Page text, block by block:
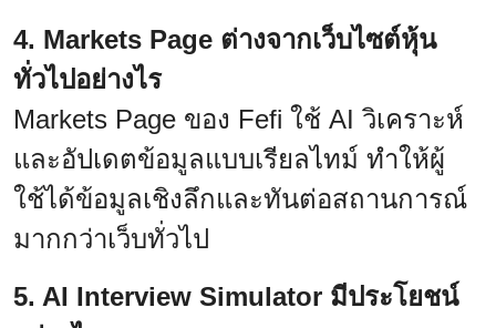
4. Markets Page ต่างจากเว็บไซต์หุ้น
ทั่วไปอย่างไร
Markets Page ของ Fefi ใช้ AI วิเคราะห์
และอัปเดตข้อมูลแบบเรียลไทม์ ทำให้ผู้
ใช้ได้ข้อมูลเชิงลึกและทันต่อสถานการณ์
มากกว่าเว็บทั่วไป
5. AI Interview Simulator มีประโยชน์